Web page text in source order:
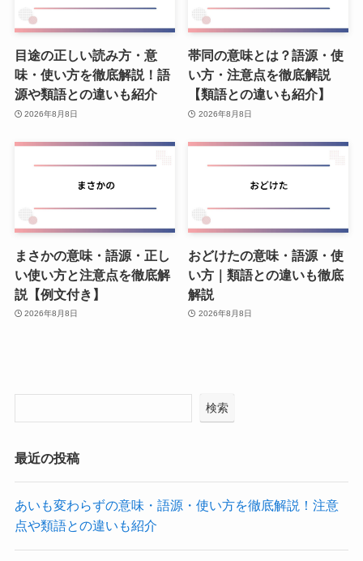
目途の正しい読み方・意
味・使い方を徹底解説！語
源や類語との違いも紹介
2026年8月8日
帯同の意味とは？語源・使
い方・注意点を徹底解説
【類語との違いも紹介】
2026年8月8日
まさかの意味・語源・正し
い使い方と注意点を徹底解
説【例文付き】
2026年8月8日
おどけたの意味・語源・使
い方｜類語との違いも徹底
解説
2026年8月8日
検索
最近の投稿
あいも変わらずの意味・語源・使い方を徹底解説！注意
点や類語との違いも紹介